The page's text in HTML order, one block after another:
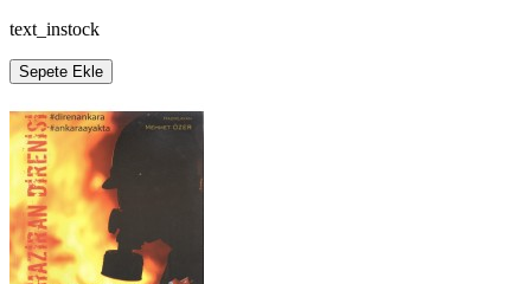
text_instock
Sepete Ekle